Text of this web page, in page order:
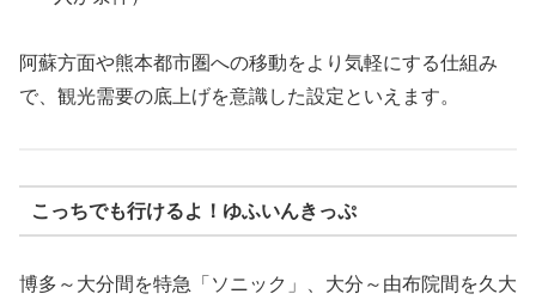
阿蘇方面や熊本都市圏への移動をより気軽にする仕組み
で、観光需要の底上げを意識した設定といえます。
こっちでも行けるよ！ゆふいんきっぷ
博多～大分間を特急「ソニック」、大分～由布院間を久大